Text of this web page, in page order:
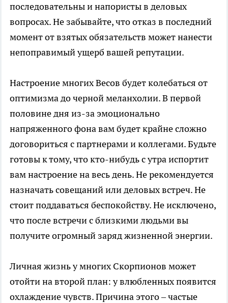
последовательны и напористы в деловых
вопросах. Не забывайте, что отказ в последний
момент от взятых обязательств может нанести
непоправимый ущерб вашей репутации.
Настроение многих Весов будет колебаться от
оптимизма до черной меланхолии. В первой
половине дня из-за эмоционально
напряженного фона вам будет крайне сложно
договориться с партнерами и коллегами. Будьте
готовы к тому, что кто-нибудь с утра испортит
вам настроение на весь день. Не рекомендуется
назначать совещаний или деловых встреч. Не
стоит поддаваться беспокойству. Не исключено,
что после встречи с близкими людьми вы
получите огромный заряд жизненной энергии.
Личная жизнь у многих Скорпионов может
отойти на второй план: у влюбленных появится
охлаждение чувств. Причина этого – частые